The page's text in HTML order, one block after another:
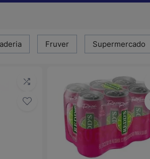
Fruver Supermercado